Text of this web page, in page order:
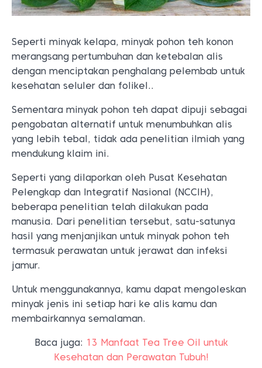
Seperti minyak kelapa, minyak pohon teh konon
merangsang pertumbuhan dan ketebalan alis
dengan menciptakan penghalang pelembab untuk
kesehatan seluler dan folikel..
Sementara minyak pohon teh dapat dipuji sebagai
pengobatan alternatif untuk menumbuhkan alis
yang lebih tebal, tidak ada penelitian ilmiah yang
mendukung klaim ini.
Seperti yang dilaporkan oleh Pusat Kesehatan
Pelengkap dan Integratif Nasional (NCCIH),
beberapa penelitian telah dilakukan pada
manusia. Dari penelitian tersebut, satu-satunya
hasil yang menjanjikan untuk minyak pohon teh
termasuk perawatan untuk jerawat dan infeksi
jamur.
Untuk menggunakannya, kamu dapat mengoleskan
minyak jenis ini setiap hari ke alis kamu dan
membairkannya semalaman.
Baca juga: 13 Manfaat Tea Tree Oil untuk
Kesehatan dan Perawatan Tubuh!